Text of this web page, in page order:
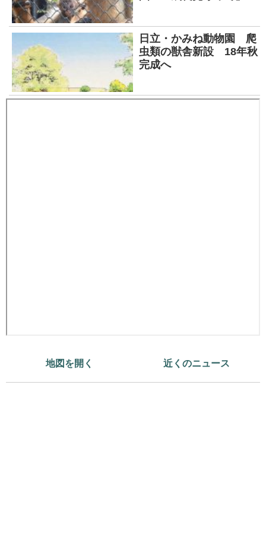
日立・かみね動物園 爬
虫類の獣舎新設 18年秋
完成へ
地図を開く 近くのニュース